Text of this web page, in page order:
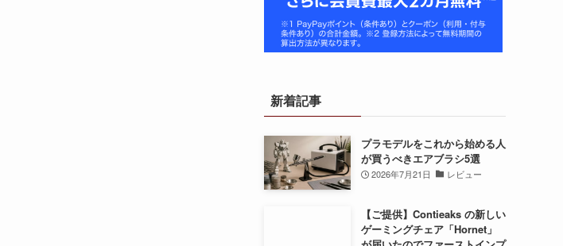
新着記事
プラモデルをこれから始める人
が買うべきエアブラシ5選
2026年7月21日 レビュー
【ご提供】Contieaks の新しい
ゲーミングチェア「Hornet」